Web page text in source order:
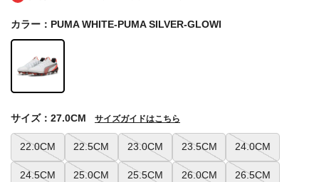
カラー：PUMA WHITE-PUMA SILVER-GLOWI
22.0CM 22.5CM 23.0CM 23.5CM 24.0CM
24.5CM 25.0CM 25.5CM 26.0CM 26.5CM
サイズ：27.0CM サイズガイドはこちら